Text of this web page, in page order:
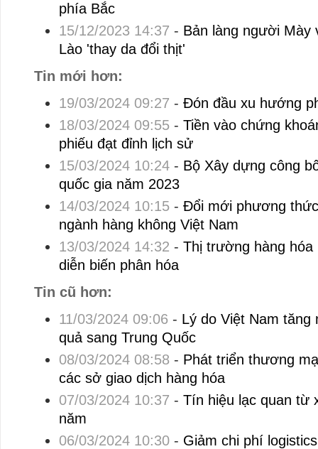
phía Bắc
15/12/2023 14:37 - Bản làng người Mày
Lào 'thay da đổi thịt'
Tin mới hơn:
19/03/2024 09:27 - Đón đầu xu hướng
18/03/2024 09:55- Tiền vào chứng
phiếu đạt đỉnh lịch sử
15/03/2024 10:24- Bộ Xây dựng công
quốc gia năm 2023
14/03/2024 10:15- Đổi mới phương
ngành hàng không Việt Nam
13/03/2024 14:32 - Thị trường hàng hóa
diễn biến phân hóa
Tin cũ hơn:
11/03/2024 09:06 - Lý do Việt Nam tăng
quả sang Trung Quốc
08/03/2024 08:58 - Phát triển thương
các sở giao dịch hàng hóa
07/03/2024 10:37 - Tín hiệu lạc quan từ
năm
06/03/2024 10:30- Giảm chi phí